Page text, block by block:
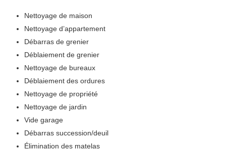
Nettoyage de maison
Nettoyage d’appartement
Débarras de grenier
Déblaiement de grenier
Nettoyage de bureaux
Déblaiement des ordures
Nettoyage de propriété
Nettoyage de jardin
Vide garage
Débarras succession/deuil
Élimination des matelas